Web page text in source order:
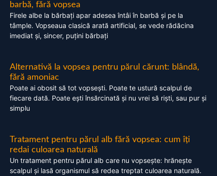
barbă, fără vopsea
Firele albe la bărbați apar adesea întâi în barbă și pe la
tâmple. Vopseaua clasică arată artificial, se vede rădăcina
imediat și, sincer, puțini bărbați
Alternativă la vopsea pentru părul cărunt: blândă,
fără amoniac
Poate ai obosit să tot vopsești. Poate te ustură scalpul de
fiecare dată. Poate ești însărcinată și nu vrei să riști, sau pur și
simplu
Tratament pentru părul alb fără vopsea: cum îți
redai culoarea naturală
Un tratament pentru părul alb care nu vopsește: hrănește
scalpul și lasă organismul să redea treptat culoarea naturală.